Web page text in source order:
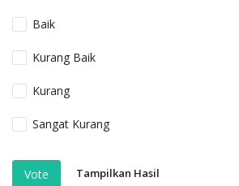
Baik
Kurang Baik
Kurang
Sangat Kurang
Vote Tampilkan Hasil